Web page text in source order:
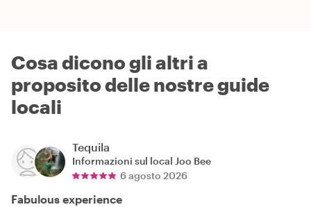
Cosa dicono gli altri a
proposito delle nostre guide
locali
Tequila
Informazioni sul local Joo Bee
6 agosto 2026
Fabulous experience